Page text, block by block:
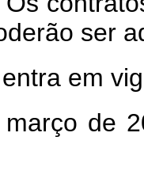
ser
em
de